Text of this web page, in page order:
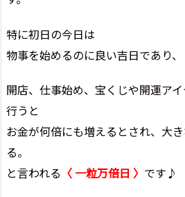
特に初日の今日は
物事を始めるのに良い吉日であり、
開店、仕事始め、宝くじや開運ア
行うと
お金が何倍にも増えるとされ、大
る。
と言われる 〈 一粒万倍日 〉 です♪